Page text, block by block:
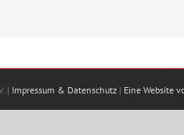
| Impressum & Datenschutz | Eine Website